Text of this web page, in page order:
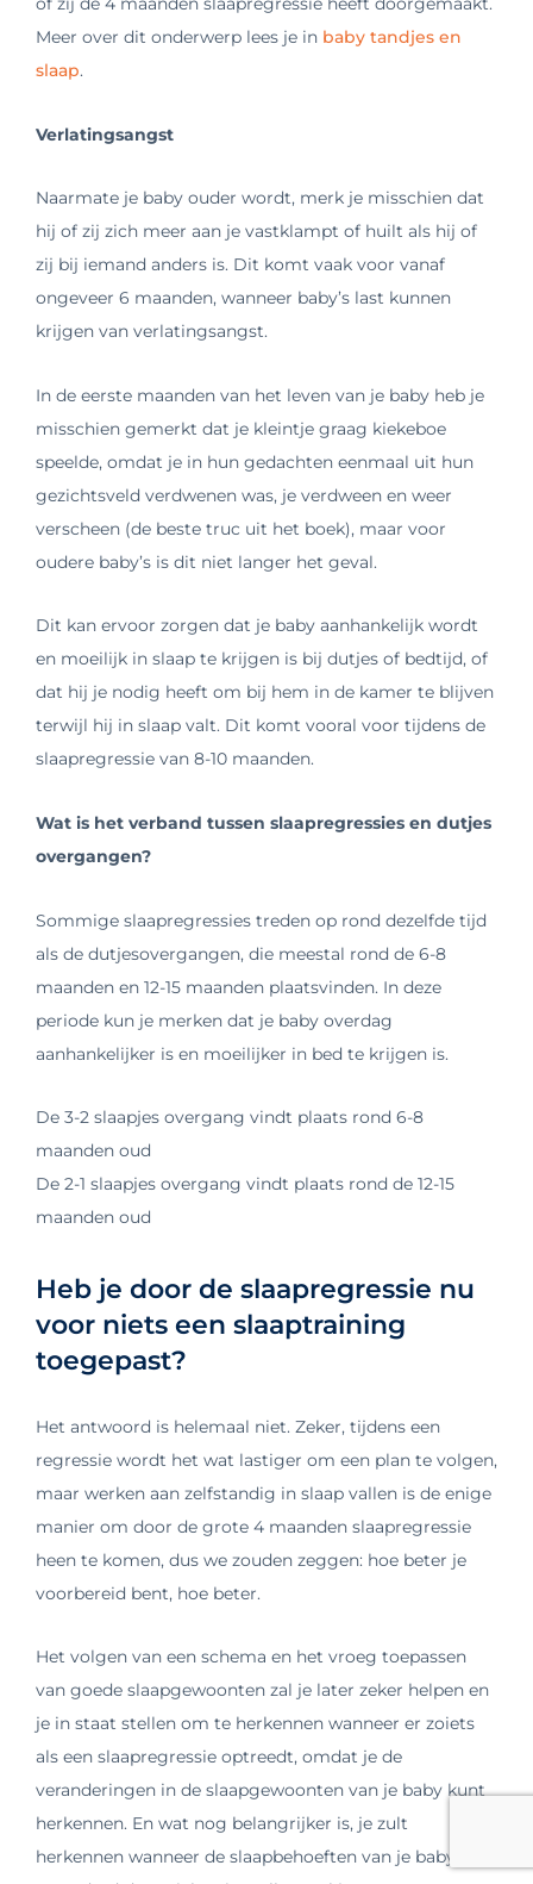
Meer over dit onderwerp lees je in baby tandjes en
slaap.
Verlatingsangst
Naarmate je baby ouder wordt, merk je misschien dat
hij of zij zich meer aan je vastklampt of huilt als hij of
zij bij iemand anders is. Dit komt vaak voor vanaf
ongeveer 6 maanden, wanneer baby’s last kunnen
krijgen van verlatingsangst.
In de eerste maanden van het leven van je baby heb je
misschien gemerkt dat je kleintje graag kiekeboe
speelde, omdat je in hun gedachten eenmaal uit hun
gezichtsveld verdwenen was, je verdween en weer
verscheen (de beste truc uit het boek), maar voor
oudere baby’s is dit niet langer het geval.
Dit kan ervoor zorgen dat je baby aanhankelijk wordt
en moeilijk in slaap te krijgen is bij dutjes of bedtijd, of
dat hij je nodig heeft om bij hem in de kamer te blijven
terwijl hij in slaap valt. Dit komt vooral voor tijdens de
slaapregressie van 8-10 maanden.
Wat is het verband tussen slaapregressies en dutjes
overgangen?
Sommige slaapregressies treden op rond dezelfde tijd
als de dutjesovergangen, die meestal rond de 6-8
maanden en 12-15 maanden plaatsvinden. In deze
periode kun je merken dat je baby overdag
aanhankelijker is en moeilijker in bed te krijgen is.
De 3-2 slaapjes overgang vindt plaats rond 6-8
maanden oud
De 2-1 slaapjes overgang vindt plaats rond de 12-15
maanden oud
Heb je door de slaapregressie nu
voor niets een slaaptraining
toegepast?
Het antwoord is helemaal niet. Zeker, tijdens een
regressie wordt het wat lastiger om een plan te volgen,
maar werken aan zelfstandig in slaap vallen is de enige
manier om door de grote 4 maanden slaapregressie
heen te komen, dus we zouden zeggen: hoe beter je
voorbereid bent, hoe beter.
Het volgen van een schema en het vroeg toepassen
van goede slaapgewoonten zal je later zeker helpen en
je in staat stellen om te herkennen wanneer er zoiets
als een slaapregressie optreedt, omdat je de
veranderingen in de slaapgewoonten van je baby kunt
herkennen. En wat nog belangrijker is, je zult
herkennen wanneer de slaapbehoeften van je baby zijn